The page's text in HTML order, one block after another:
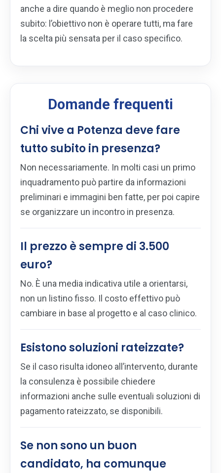
anche a dire quando è meglio non procedere
subito: l’obiettivo non è operare tutti, ma fare
la scelta più sensata per il caso specifico.
Domande frequenti
Chi vive a Potenza deve fare
tutto subito in presenza?
Non necessariamente. In molti casi un primo
inquadramento può partire da informazioni
preliminari e immagini ben fatte, per poi capire
se organizzare un incontro in presenza.
Il prezzo è sempre di 3.500
euro?
No. È una media indicativa utile a orientarsi,
non un listino fisso. Il costo effettivo può
cambiare in base al progetto e al caso clinico.
Esistono soluzioni rateizzate?
Se il caso risulta idoneo all’intervento, durante
la consulenza è possibile chiedere
informazioni anche sulle eventuali soluzioni di
pagamento rateizzato, se disponibili.
Se non sono un buon
candidato, ha comunque